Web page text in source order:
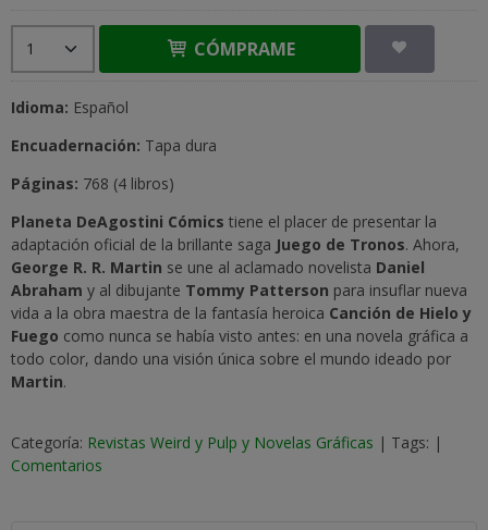
CÓMPRAME
Idioma: Español
Encuadernación: Tapa dura
Páginas: 768 (4 libros)
Planeta DeAgostini Cómics tiene el placer de presentar la
adaptación oficial de la brillante saga Juego de Tronos. Ahora,
George R. R. Martin se une al aclamado novelista Daniel
Abraham y al dibujante Tommy Patterson para insuflar nueva
vida a la obra maestra de la fantasía heroica Canción de Hielo y
Fuego como nunca se había visto antes: en una novela gráfica a
todo color, dando una visión única sobre el mundo ideado por
Martin.
Categoría: Revistas Weird y Pulp y Novelas Gráficas | Tags: |
Comentarios